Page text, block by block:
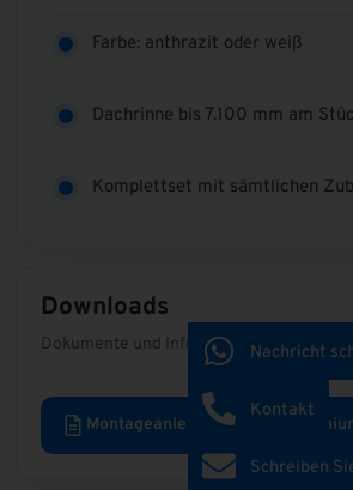
Farbe: anthrazit oder weiß
Dachrinne bis 7.100 mm am
Komplettset mit sämtlichen
Downloads
Dokumente und Informationen zum
Montageanleitung Rinne
Nachricht
Kontakt
Schreiben